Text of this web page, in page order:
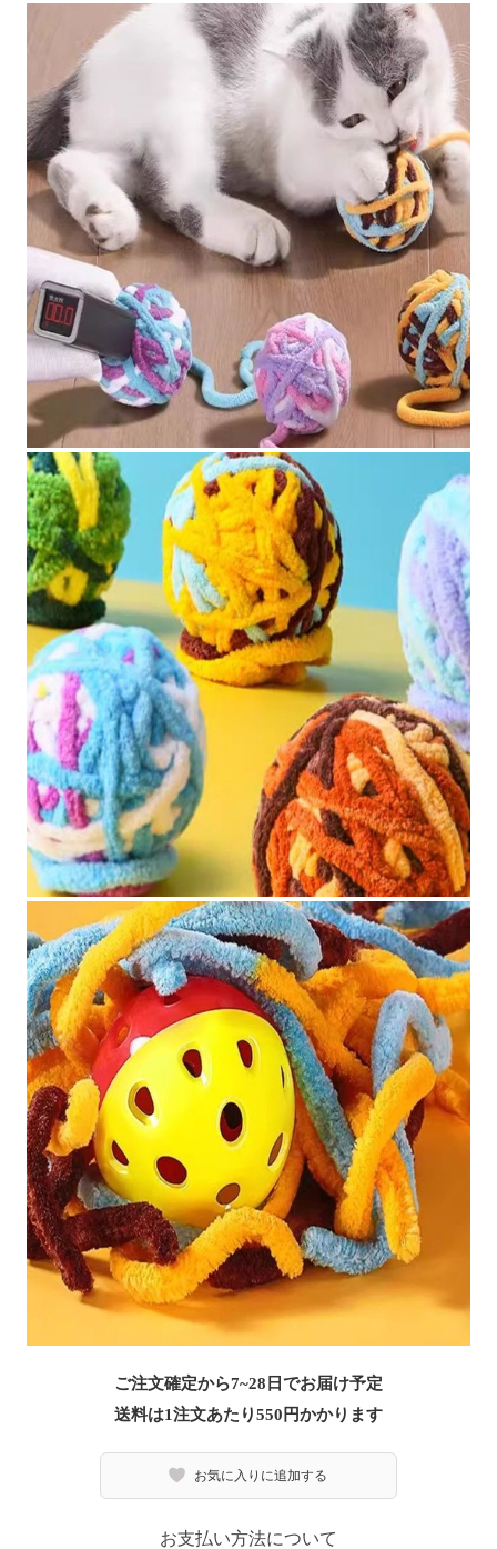
ご注文確定から7~28日でお届け予定
送料は1注文あたり550 円かかります
お気に入りに追加する
お支払い方法について